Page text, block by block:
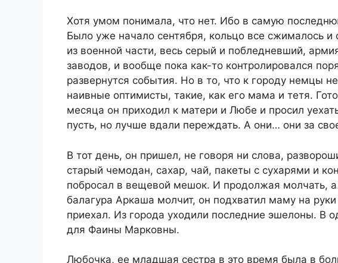
Хотя умом понимала, что нет. Ибо в самую
Было уже начало сентября, кольцо все сжималось
из военной части, весь серый и побледневший,
заводов, и вообще пока как-то контролировался
развернутся события. Но в то, что к городу немцы
наивные оптимисты, такие, как его мама и тетя.
месяца он приходил к матери и Любе и просил
пусть, но лучше вдали переждать. А они… они за
В тот день, он пришел, не говоря ни слова,
старый чемодан, сахар, чай, пакеты с сухарями и
побросал в вещевой мешок. И продолжая молчать, а
балагура Аркаша молчит, он подхватил маму на
приехал. Из города уходили последние эшелоны. В
для Фаины Марковны.
Любочка, ее младшая сестра в это время была в